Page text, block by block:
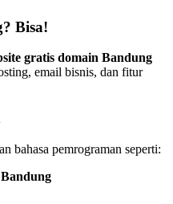
Bisa!
gratis domain Bandung
email bisnis, dan fitur
bahasa pemrograman seperti: